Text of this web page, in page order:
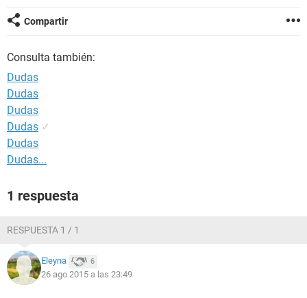
Compartir
Consulta también:
Dudas
Dudas
Dudas
Dudas ✓
Dudas
Dudas...
1 respuesta
RESPUESTA 1 / 1
Eleyna 6
26 ago 2015 a las 23:49